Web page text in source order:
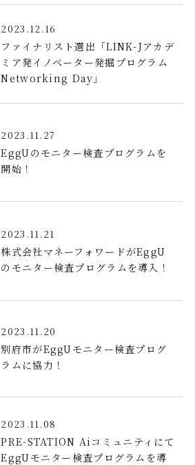
2023.12.16
ファイナリスト選出「LINK-Jアカデ
ミア発イノベーター発掘プログラム
Networking Day」
2023.11.27
EggUのモニター検査プログラムを
開始！
2023.11.21
株式会社マネーフォワードがEggU
のモニター検査プログラムを導入！
2023.11.20
別府市がEggUモニター検査プログ
ラムに協力！
2023.11.08
PRE-STATION Aiコミュニティにて
EggUモニター検査プログラムを導